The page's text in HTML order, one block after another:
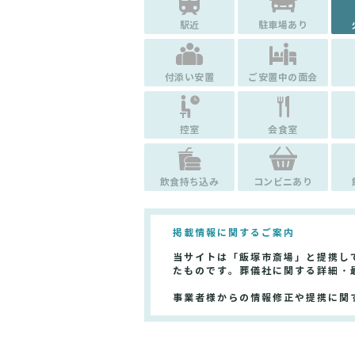
駅近 駐車場あり
付添い安置 ご安置中の面会
控室 会食室
飲食持ち込み コンビニあり
掲載情報に関するご案内
当サイトは「飯塚市斎場」と提携
たものです。葬儀社に関する詳細
事業者様からの情報修正や提携に